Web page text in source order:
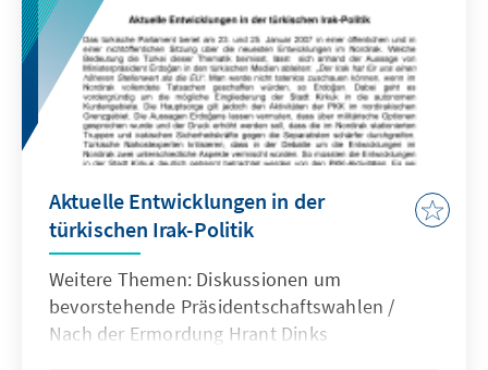
Aktuelle Entwicklungen in der
türkischen Irak-Politik
Weitere Themen: Diskussionen um
bevorstehende Präsidentschaftswahlen /
Nach der Ermordung Hrant Dinks